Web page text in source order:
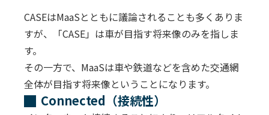
CASEはMaaSとともに議論されることも多くありま
すが、「CASE」は車が目指す将来像のみを指しま
す。
その一方で、MaaSは車や鉄道などを含めた交通網
全体が目指す将来像ということになります。
Connected（接続性）